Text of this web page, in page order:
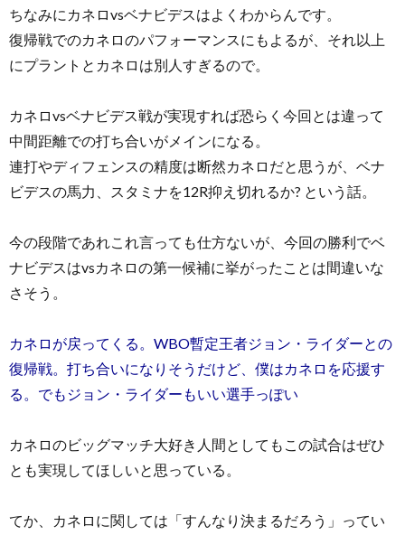
ちなみにカネロvsベナビデスはよくわからんです。
復帰戦でのカネロのパフォーマンスにもよるが、それ以上
にプラントとカネロは別人すぎるので。
カネロvsベナビデス戦が実現すれば恐らく今回とは違って
中間距離での打ち合いがメインになる。
連打やディフェンスの精度は断然カネロだと思うが、ベナ
ビデスの馬力、スタミナを12R抑え切れるか? という話。
今の段階であれこれ言っても仕方ないが、今回の勝利でベ
ナビデスはvsカネロの第一候補に挙がったことは間違いな
さそう。
カネロが戻ってくる。WBO暫定王者ジョン・ライダーとの
復帰戦。打ち合いになりそうだけど、僕はカネロを応援す
る。でもジョン・ライダーもいい選手っぽい
カネロのビッグマッチ大好き人間としてもこの試合はぜひ
とも実現してほしいと思っている。
てか、カネロに関しては「すんなり決まるだろう」ってい